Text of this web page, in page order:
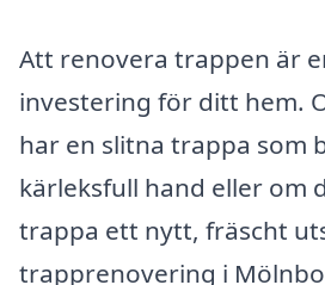
Att renovera trappen är
investering för ditt hem.
har en slitna trappa som
kärleksfull hand eller om
trappa ett nytt, fräscht
trapprenovering i